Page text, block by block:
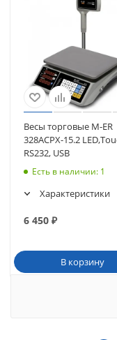
Весы торговые M-ER
328АСРХ-15.2
RS232, USB
Есть в наличии: 1
Характеристики
6 450 ₽
В корзину